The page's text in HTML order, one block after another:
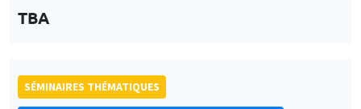
TBA
SÉMINAIRES THÉMATIQUES